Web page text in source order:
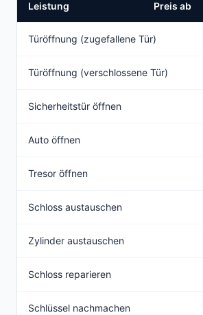
Leistung Preis ab
Türöffnung (zugefallene Tür)
Türöffnung (verschlossene Tür)
Sicherheitstür öffnen
Auto öffnen
Tresor öffnen
Schloss austauschen
Zylinder austauschen
Schloss reparieren
Schlüssel nachmachen